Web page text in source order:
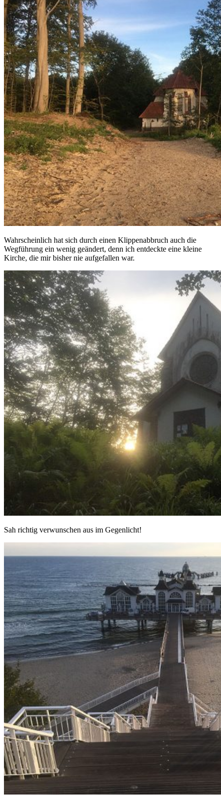
Wahrscheinlich hat sich durch einen Klippenabbruch auch die
Wegführung ein wenig geändert, denn ich entdeckte eine kleine
Kirche, die mir bisher nie aufgefallen war.
Sah richtig verwunschen aus im Gegenlicht!